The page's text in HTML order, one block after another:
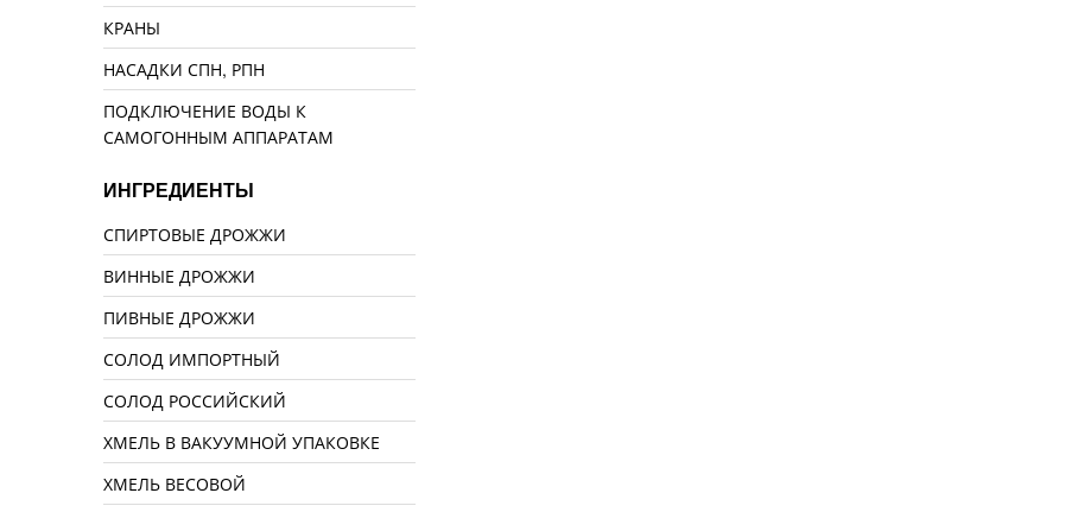
КРАНЫ
НАСАДКИ СПН, РПН
ПОДКЛЮЧЕНИЕ ВОДЫ К
САМОГОННЫМ АППАРАТАМ
ИНГРЕДИЕНТЫ
СПИРТОВЫЕ ДРОЖЖИ
ВИННЫЕ ДРОЖЖИ
ПИВНЫЕ ДРОЖЖИ
СОЛОД ИМПОРТНЫЙ
СОЛОД РОССИЙСКИЙ
ХМЕЛЬ В ВАКУУМНОЙ УПАКОВКЕ
ХМЕЛЬ ВЕСОВОЙ